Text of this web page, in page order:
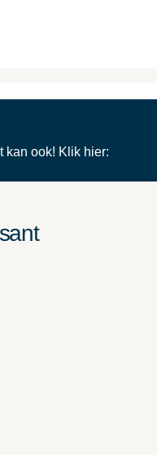
kan ook! Klik hier: